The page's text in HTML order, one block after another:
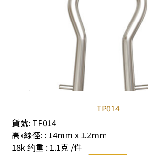
TP014
貨號: TP014
高x線徑: : 14mm x 1.2mm
18k 约重 : 1.1克 /件
產品查詢
你的名字
公司名稱
*聯絡電話